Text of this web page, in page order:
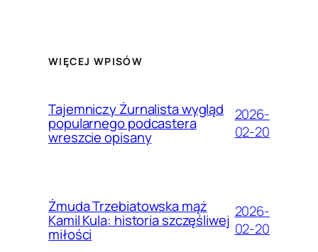
WIĘCEJ WPISÓW
Tajemniczy Żurnalista wygląd
popularnego podcastera
wreszcie opisany
2026-
02-20
Żmuda Trzebiatowska mąż
Kamil Kula: historia szczęśliwej
miłości
2026-
02-20